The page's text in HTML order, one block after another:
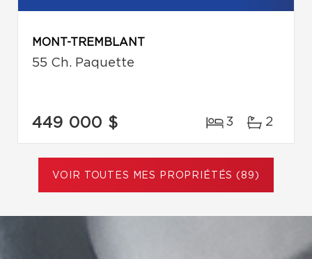
MONT-TREMBLANT
55 Ch. Paquette
449 000 $ 3 2
VOIR TOUTES MES PROPRIÉTÉS (89)